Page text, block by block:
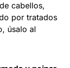
cabellos,
por tratados
úsalo al